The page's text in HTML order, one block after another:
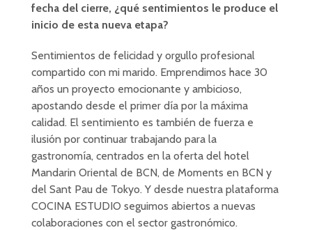
fecha del cierre, ¿qué sentimientos le produce el
inicio de esta nueva etapa?
Sentimientos de felicidad y orgullo profesional
compartido con mi marido. Emprendimos hace 30
años un proyecto emocionante y ambicioso,
apostando desde el primer día por la máxima
calidad. El sentimiento es también de fuerza e
ilusión por continuar trabajando para la
gastronomía, centrados en la oferta del hotel
Mandarin Oriental de BCN, de Moments en BCN y
del Sant Pau de Tokyo. Y desde nuestra plataforma
COCINA ESTUDIO seguimos abiertos a nuevas
colaboraciones con el sector gastronómico.